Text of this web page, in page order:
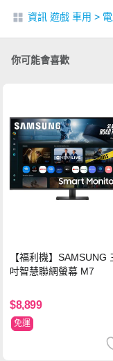
資訊 遊戲 車用 >
你可能會喜歡
【福利機】SAMSUNG
吋智慧聯網螢幕 M7
$8,899
免運